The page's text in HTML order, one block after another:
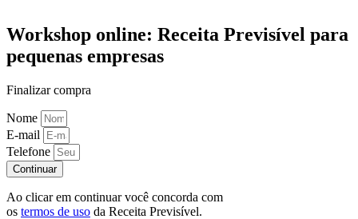
Workshop online: Receita Previsível para
pequenas empresas
Finalizar compra
Nome
E-mail
Telefone
Continuar
Ao clicar em continuar você concorda com
os termos de uso da Receita Previsível.